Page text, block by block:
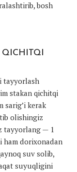
bosh
QICHITQI
tayyorlash
stakan qichitqi
sarig’i kerak
olishingiz
tayyorlang — 1
ham dorixonadan
suv solib,
suyuqligini